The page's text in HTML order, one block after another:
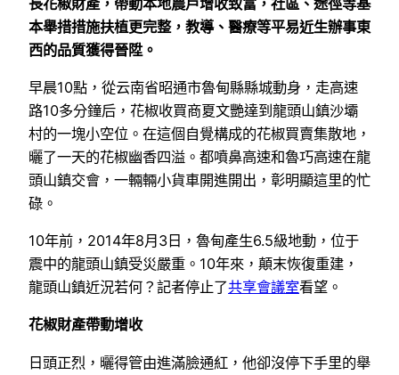
本舉措措施扶植更完整，教導、醫療等平易近生辦事東
西的品質獲得晉陞。
早晨10點，從云南省昭通市魯甸縣縣城動身，走高速
路10多分鐘后，花椒收買商夏文艷達到龍頭山鎮沙壩
村的一塊小空位。在這個自覺構成的花椒買賣集散地，
曬了一天的花椒幽香四溢。都噴鼻高速和魯巧高速在龍
頭山鎮交會，一輛輛小貨車開進開出，彰明顯這里的忙
碌。
10年前，2014年8月3日，魯甸產生6.5級地動，位于
震中的龍頭山鎮受災嚴重。10年來，顛末恢復重建，
龍頭山鎮近況若何？記者停止了共享會議室看望。
花椒財產帶動增收
日頭正烈，曬得管由進滿臉通紅，他卻沒停下手里的舉